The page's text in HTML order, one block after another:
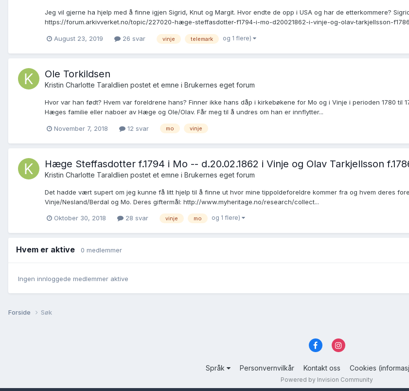
Jeg vil gjerne ha hjelp med å finne igjen Sigrid, Knut og Margit. Hvor endte de opp i USA og har de etterkommere?
https://forum.arkivverket.no/topic/227020-hæge-steffasdotter-f1794-i-mo-d20021862-i-vinje-og-olav-tarkjellsson-
August 23, 2019 26 svar vinje telemark og 1 flere)
Ole Torkildsen
Kristin Charlotte Taraldlien postet et emne i Brukernes eget forum
Hvor var han født? Hvem var foreldrene hans? Finner ikke hans dåp i kirkebøkene for Mo og i Vinje i perioden 1780
Hæges familie eller naboer av Hæge og Ole/Olav. Får meg til å undres om han er innflytter...
November 7, 2018 12 svar mo vinje
Hæge Steffasdotter f.1794 i Mo -- d.20.02.1862 i Vinje og Olav Tarkjellsson
Kristin Charlotte Taraldlien postet et emne i Brukernes eget forum
Det hadde vært supert om jeg kunne få litt hjelp til å finne ut hvor mine tippoldeforeldre kommer fra og hvem deres
Vinje/Nesland/Berdal og Mo. Deres giftermål: http://www.myheritage.no/research/collect...
Oktober 30, 2018 28 svar vinje mo og 1 flere)
Hvem er aktive 0 medlemmer
Ingen innloggede medlemmer aktive
Forside Søk
Språk Personvernvilkår Kontakt oss Cookies
Powered by Invision Community